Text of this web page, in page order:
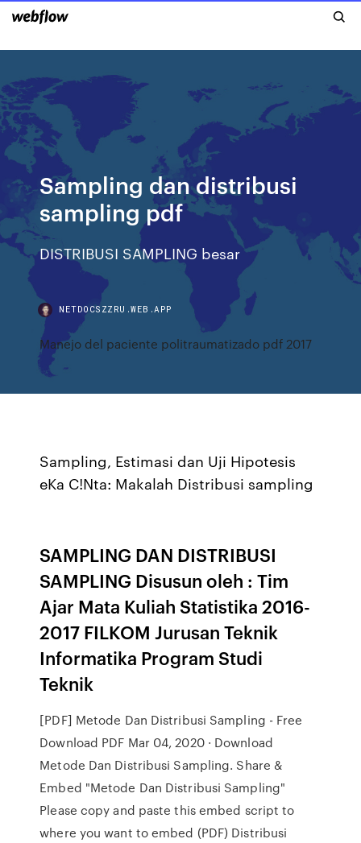
Sampling dan distribusi
sampling pdf
DISTRIBUSI SAMPLING besar
NETDOCSZZRU.WEB.APP
Manejo del paciente politraumatizado pdf 2017
Sampling, Estimasi dan Uji Hipotesis
eKa C!Nta: Makalah Distribusi sampling
SAMPLING DAN DISTRIBUSI
SAMPLING Disusun oleh : Tim
Ajar Mata Kuliah Statistika 2016-
2017 FILKOM Jurusan Teknik
Informatika Program Studi
Teknik
[PDF] Metode Dan Distribusi Sampling - Free
Download PDF Mar 04, 2020 · Download
Metode Dan Distribusi Sampling. Share &
Embed "Metode Dan Distribusi Sampling"
Please copy and paste this embed script to
where you want to embed (PDF) Distribusi